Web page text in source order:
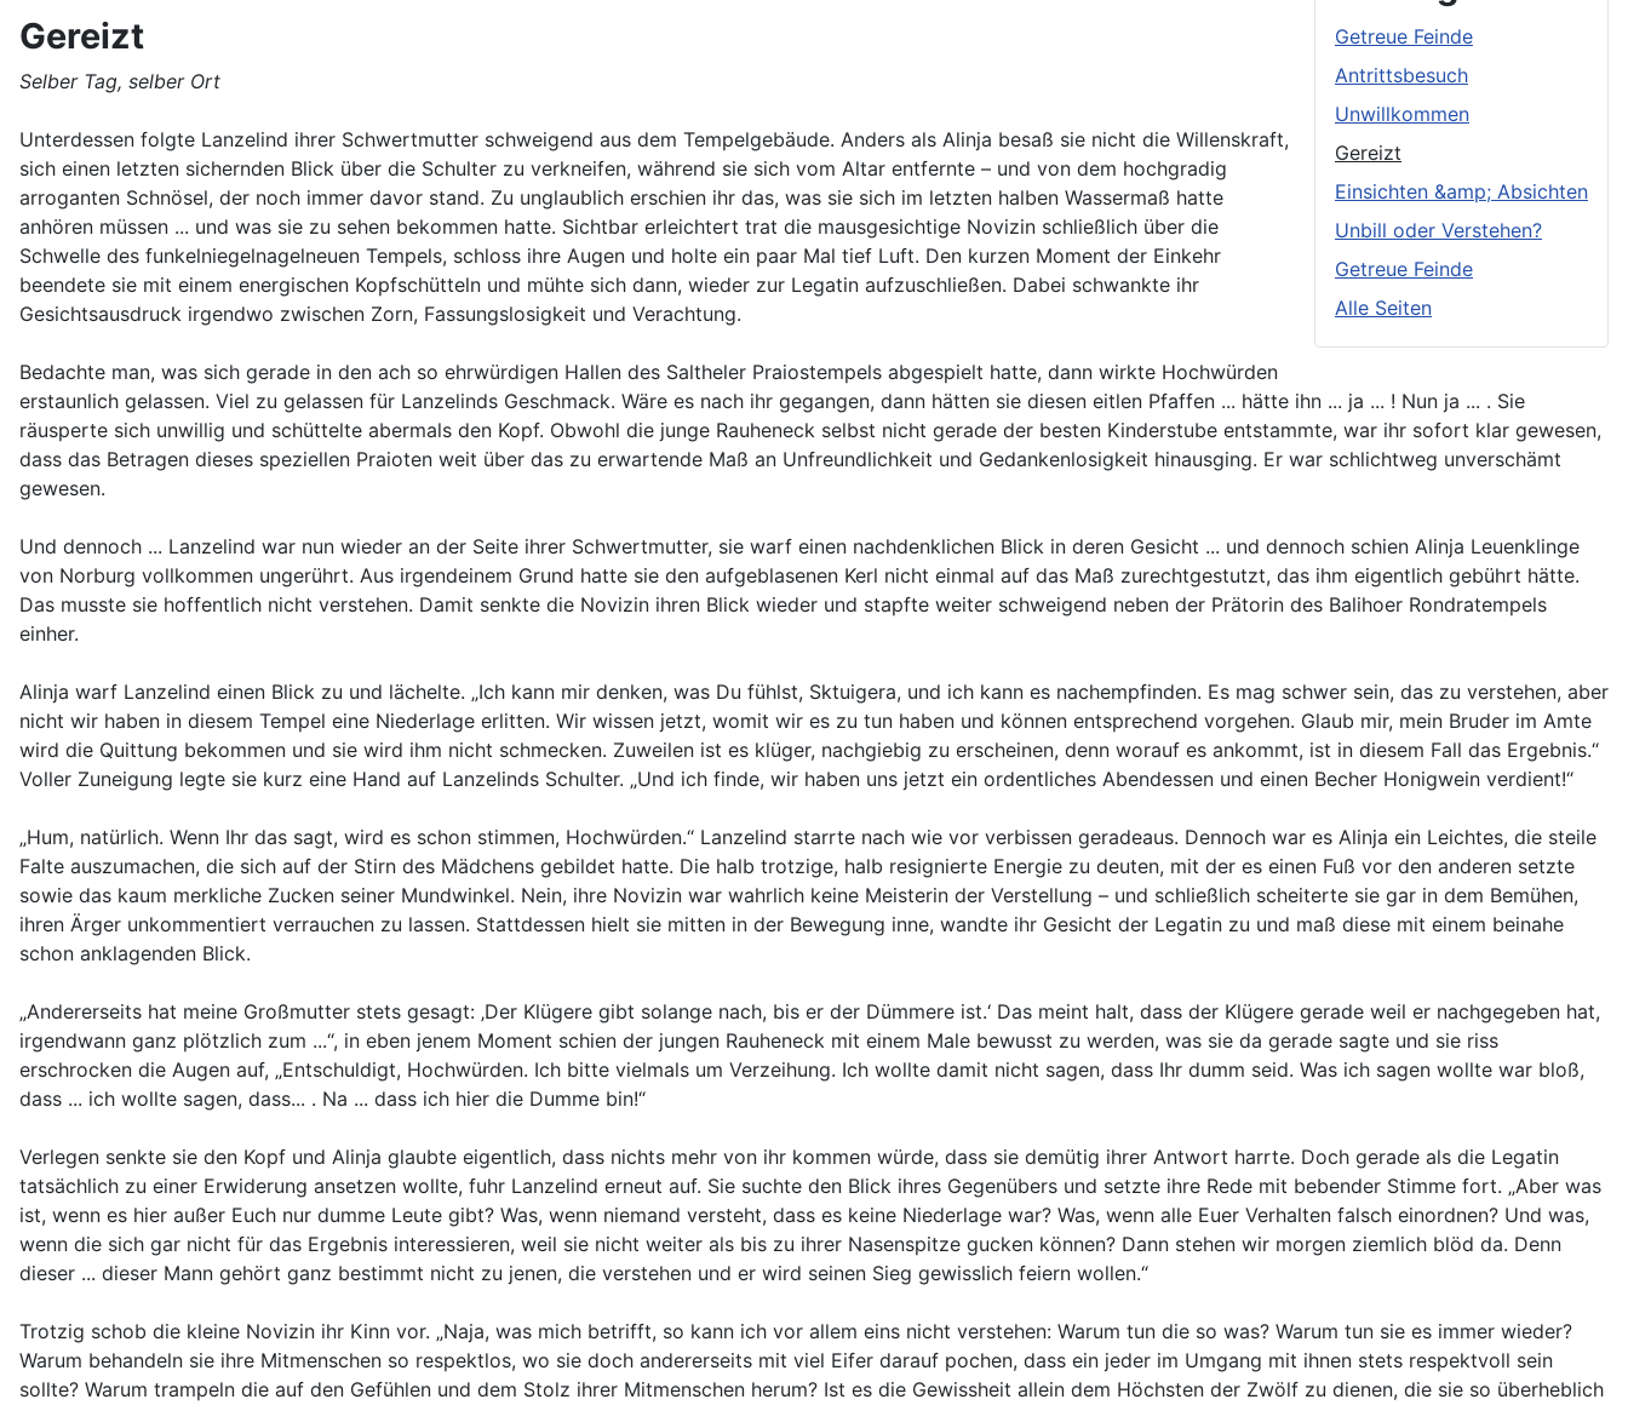
Getreue Feinde
Antrittsbesuch
Unwillkommen
Gereizt
Einsichten &amp; Absichten
Unbill oder Verstehen?
Getreue Feinde
Alle Seiten
Gereizt
Selber Tag, selber Ort
Unterdessen folgte Lanzelind ihrer Schwertmutter schweigend aus dem Tempelgebäude. Anders als Alinja besaß sie nicht die Willenskraft,
sich einen letzten sichernden Blick über die Schulter zu verkneifen, während sie sich vom Altar entfernte – und von dem hochgradig
arroganten Schnösel, der noch immer davor stand. Zu unglaublich erschien ihr das, was sie sich im letzten halben Wassermaß hatte
anhören müssen ... und was sie zu sehen bekommen hatte. Sichtbar erleichtert trat die mausgesichtige Novizin schließlich über die
Schwelle des funkelniegelnagelneuen Tempels, schloss ihre Augen und holte ein paar Mal tief Luft. Den kurzen Moment der Einkehr
beendete sie mit einem energischen Kopfschütteln und mühte sich dann, wieder zur Legatin aufzuschließen. Dabei schwankte ihr
Gesichtsausdruck irgendwo zwischen Zorn, Fassungslosigkeit und Verachtung.
Bedachte man, was sich gerade in den ach so ehrwürdigen Hallen des Saltheler Praiostempels abgespielt hatte, dann wirkte Hochwürden
erstaunlich gelassen. Viel zu gelassen für Lanzelinds Geschmack. Wäre es nach ihr gegangen, dann hätten sie diesen eitlen Pfaffen ... hätte ihn ... ja ... ! Nun ja ... . Sie
räusperte sich unwillig und schüttelte abermals den Kopf. Obwohl die junge Rauheneck selbst nicht gerade der besten Kinderstube entstammte, war ihr sofort klar gewesen,
dass das Betragen dieses speziellen Praioten weit über das zu erwartende Maß an Unfreundlichkeit und Gedankenlosigkeit hinausging. Er war schlichtweg unverschämt
gewesen.
Und dennoch ... Lanzelind war nun wieder an der Seite ihrer Schwertmutter, sie warf einen nachdenklichen Blick in deren Gesicht ... und dennoch schien Alinja Leuenklinge
von Norburg vollkommen ungerührt. Aus irgendeinem Grund hatte sie den aufgeblasenen Kerl nicht einmal auf das Maß zurechtgestutzt, das ihm eigentlich gebührt hätte.
Das musste sie hoffentlich nicht verstehen. Damit senkte die Novizin ihren Blick wieder und stapfte weiter schweigend neben der Prätorin des Balihoer Rondratempels
einher.
Alinja warf Lanzelind einen Blick zu und lächelte. „Ich kann mir denken, was Du fühlst, Sktuigera, und ich kann es nachempfinden. Es mag schwer sein, das zu verstehen, aber
nicht wir haben in diesem Tempel eine Niederlage erlitten. Wir wissen jetzt, womit wir es zu tun haben und können entsprechend vorgehen. Glaub mir, mein Bruder im Amte
wird die Quittung bekommen und sie wird ihm nicht schmecken. Zuweilen ist es klüger, nachgiebig zu erscheinen, denn worauf es ankommt, ist in diesem Fall das Ergebnis.“
Voller Zuneigung legte sie kurz eine Hand auf Lanzelinds Schulter. „Und ich finde, wir haben uns jetzt ein ordentliches Abendessen und einen Becher Honigwein verdient!“
„Hum, natürlich. Wenn Ihr das sagt, wird es schon stimmen, Hochwürden.“ Lanzelind starrte nach wie vor verbissen geradeaus. Dennoch war es Alinja ein Leichtes, die steile
Falte auszumachen, die sich auf der Stirn des Mädchens gebildet hatte. Die halb trotzige, halb resignierte Energie zu deuten, mit der es einen Fuß vor den anderen setzte
sowie das kaum merkliche Zucken seiner Mundwinkel. Nein, ihre Novizin war wahrlich keine Meisterin der Verstellung – und schließlich scheiterte sie gar in dem Bemühen,
ihren Ärger unkommentiert verrauchen zu lassen. Stattdessen hielt sie mitten in der Bewegung inne, wandte ihr Gesicht der Legatin zu und maß diese mit einem beinahe
schon anklagenden Blick.
„Andererseits hat meine Großmutter stets gesagt: ‚Der Klügere gibt solange nach, bis er der Dümmere ist.‘ Das meint halt, dass der Klügere gerade weil er nachgegeben hat,
irgendwann ganz plötzlich zum ...“, in eben jenem Moment schien der jungen Rauheneck mit einem Male bewusst zu werden, was sie da gerade sagte und sie riss
erschrocken die Augen auf, „Entschuldigt, Hochwürden. Ich bitte vielmals um Verzeihung. Ich wollte damit nicht sagen, dass Ihr dumm seid. Was ich sagen wollte war bloß,
dass ... ich wollte sagen, dass... . Na ... dass ich hier die Dumme bin!“
Verlegen senkte sie den Kopf und Alinja glaubte eigentlich, dass nichts mehr von ihr kommen würde, dass sie demütig ihrer Antwort harrte. Doch gerade als die Legatin
tatsächlich zu einer Erwiderung ansetzen wollte, fuhr Lanzelind erneut auf. Sie suchte den Blick ihres Gegenübers und setzte ihre Rede mit bebender Stimme fort. „Aber was
ist, wenn es hier außer Euch nur dumme Leute gibt? Was, wenn niemand versteht, dass es keine Niederlage war? Was, wenn alle Euer Verhalten falsch einordnen? Und was,
wenn die sich gar nicht für das Ergebnis interessieren, weil sie nicht weiter als bis zu ihrer Nasenspitze gucken können? Dann stehen wir morgen ziemlich blöd da. Denn
dieser ... dieser Mann gehört ganz bestimmt nicht zu jenen, die verstehen und er wird seinen Sieg gewisslich feiern wollen.“
Trotzig schob die kleine Novizin ihr Kinn vor. „Naja, was mich betrifft, so kann ich vor allem eins nicht verstehen: Warum tun die so was? Warum tun sie es immer wieder?
Warum behandeln sie ihre Mitmenschen so respektlos, wo sie doch andererseits mit viel Eifer darauf pochen, dass ein jeder im Umgang mit ihnen stets respektvoll sein
sollte? Warum trampeln die auf den Gefühlen und dem Stolz ihrer Mitmenschen herum? Ist es die Gewissheit allein dem Höchsten der Zwölf zu dienen, die sie so überheblich